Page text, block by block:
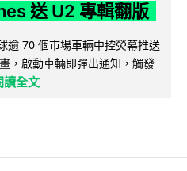
送 U2 專輯翻版
逾 70 個市場車輛中控熒幕推送
，啟動車輛即彈出通知，觸發
讀全文